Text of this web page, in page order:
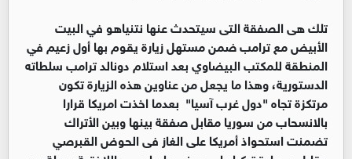
تلك هى الصفقة التى سيتحدث عنها نتنياهو في البيت
الأبيض مع ترامب ضمن مستهل زيارة يقوم بها أول زعيم في
المنطقة للمكتب البيضاوي بعد استلام دونالد ترامب سلطاته
الدستورية، وهذا ما يجعل من عناوين هذه الزيارة تكون
مرتكزة تجاه "دول غرب آسيا" بعدما اخذت امريكا قرارا
بالانسحاب من سوريا مقابل صفقة بينها وبين الأتراك
تضمنت استحواذ أمريكا على الغاز فى الحوض القبرصي